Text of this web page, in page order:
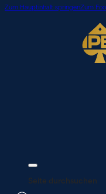
Zum Hauptinhalt springenZum
Seite durchsuchen